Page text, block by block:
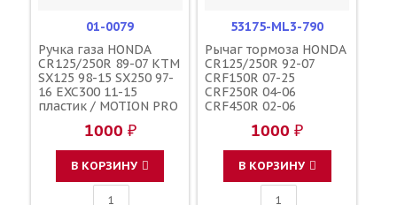
01-0079
Ручка газа HONDA
CR125/250R 89-07 KTM
SX125 98-15 SX250 97-
16 EXC300 11-15
пластик / MOTION PRO
1000 ₽
В КОРЗИНУ
53175-ML3-790
Рычаг тормоза HONDA
CR125/250R 92-07
CRF150R 07-25
CRF250R 04-06
CRF450R 02-06
CRF450X 05-17 CR500R
96-01 / PARTS
UNLIMITED 14-0218
MEY-305 53175-KPT-
1000 ₽
В КОРЗИНУ